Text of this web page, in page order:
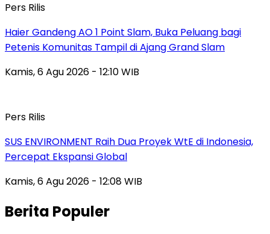
Pers Rilis
Haier Gandeng AO 1 Point Slam, Buka Peluang bagi
Petenis Komunitas Tampil di Ajang Grand Slam
Kamis, 6 Agu 2026 - 12:10 WIB
Pers Rilis
SUS ENVIRONMENT Raih Dua Proyek WtE di Indonesia,
Percepat Ekspansi Global
Kamis, 6 Agu 2026 - 12:08 WIB
Berita Populer